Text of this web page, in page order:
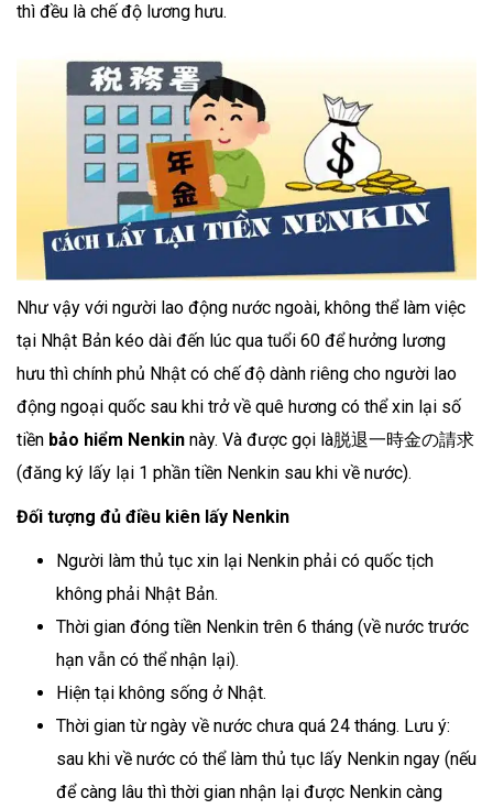
thì đều là chế độ lương hưu.
Như vậy với người lao động nước ngoài, không thể làm việc
tại Nhật Bản kéo dài đến lúc qua tuổi 60 để hưởng lương
hưu thì chính phủ Nhật có chế độ dành riêng cho người lao
động ngoại quốc sau khi trở về quê hương có thể xin lại số
tiền bảo hiểm Nenkin này. Và được gọi là脱退一時金の請求
(đăng ký lấy lại 1 phần tiền Nenkin sau khi về nước).
Đối tượng đủ điều kiên lấy Nenkin
Người làm thủ tục xin lại Nenkin phải có quốc tịch
không phải Nhật Bản.
Thời gian đóng tiền Nenkin trên 6 tháng (về nước trước
hạn vẫn có thể nhận lại).
Hiện tại không sống ở Nhật.
Thời gian từ ngày về nước chưa quá 24 tháng. Lưu ý:
sau khi về nước có thể làm thủ tục lấy Nenkin ngay (nếu
để càng lâu thì thời gian nhận lại được Nenkin càng